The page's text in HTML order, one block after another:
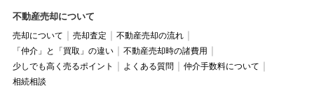
不動産売却について
売却について 売却査定
不動産売却の流れ
「仲介」と「買取」の違い
不動産売却時の諸費用
少しでも高く売るポイント
よくある質問
仲介手数料について
相続相談